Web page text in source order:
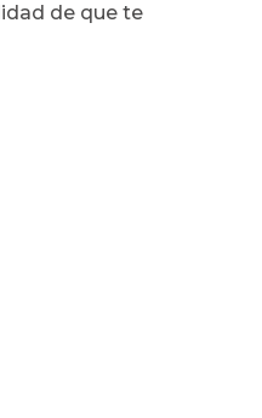
de que te